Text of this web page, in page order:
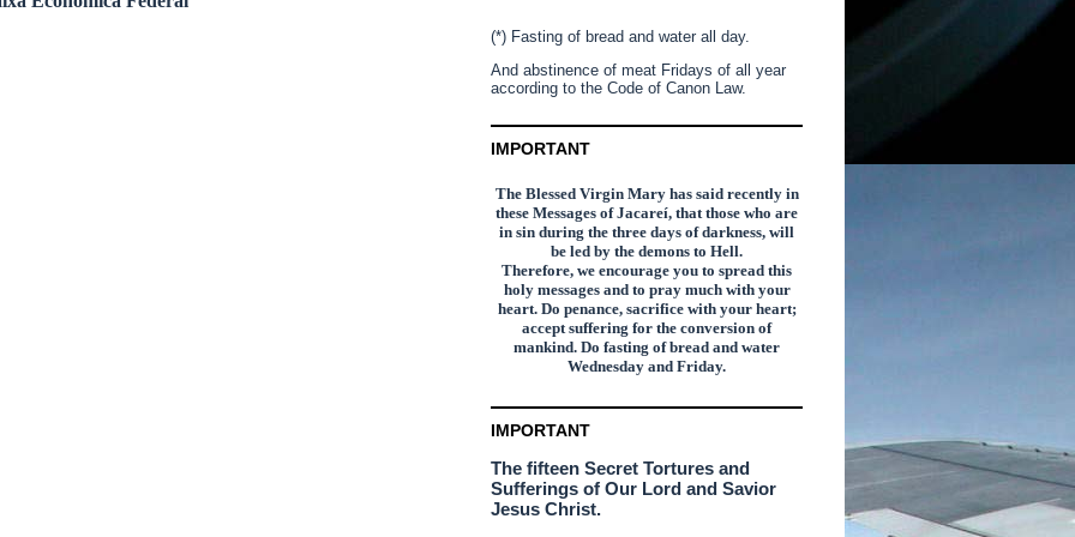
(*) Fasting of bread and water all day.
And abstinence of meat Fridays of all year
according to the Code of Canon Law.
IMPORTANT
The Blessed Virgin Mary has said recently in
these Messages of Jacareí, that those who are
in sin during the three days of darkness, will
be led by the demons to Hell.
Therefore, we encourage you to spread this
holy messages and to pray much with your
heart. Do penance, sacrifice with your heart;
accept suffering for the conversion of
mankind. Do fasting of bread and water
Wednesday and Friday.
IMPORTANT
The fifteen Secret Tortures and
Sufferings of Our Lord and Savior
Jesus Christ.